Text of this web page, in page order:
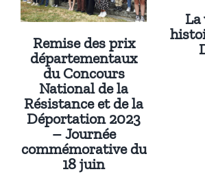
Remise des prix
départementaux
du Concours
National de la
Résistance et de la
Déportation 2023
– Journée
commémorative du
18 juin